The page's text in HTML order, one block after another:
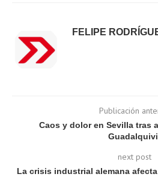
FELIPE
Publicación
Caos y dolor en Sevilla tras
next post
La crisis industrial alemana